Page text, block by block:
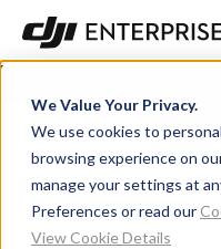
We Value Your Privacy.
We use cookies to
browsing experience on
manage your settings at
Preferences or read our
View Cookie Details